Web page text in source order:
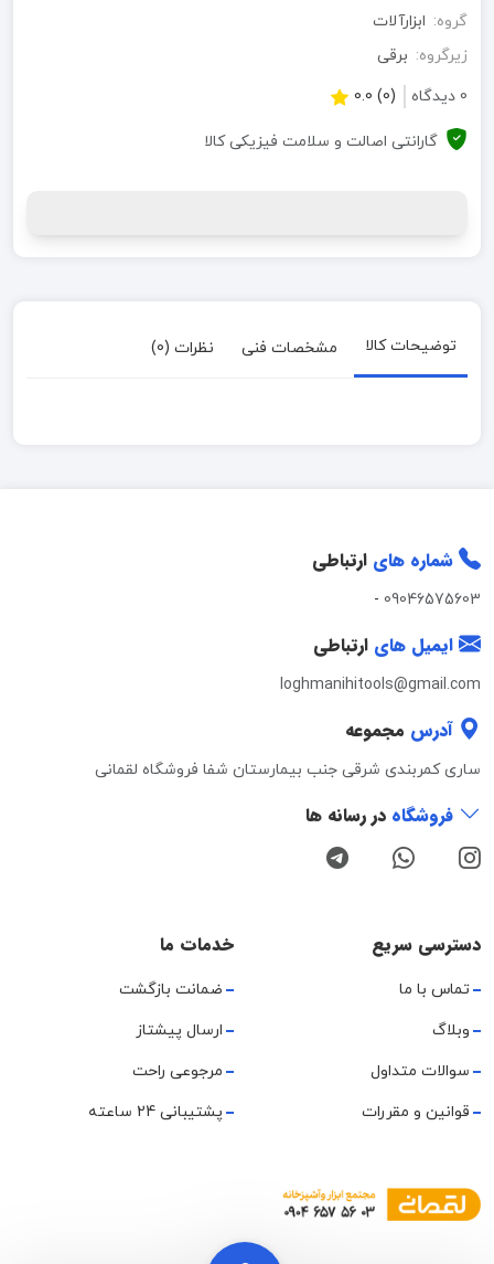
گروه: ابزارآلات
زیرگروه: برقی
0 دیدگاه
(0) 0.0
گارانتی اصالت و سلامت فیزیکی کالا
توضیحات کالا مشخصات فنی نظرات (0)
شماره های ارتباطی
09046575603
-
ایمیل های ارتباطی
loghmanihitools@gmail.com
آدرس مجموعه
ساری کمربندی شرقی جنب بیمارستان شفا فروشگاه لقمانی
فروشگاه در رسانه ها
دسترسی سریع
تماس با ما
وبلاگ
سوالات متداول
قوانین و مقررات
خدمات ما
ضمانت بازگشت
ارسال پیشتاز
مرجوعی راحت
پشتیبانی 24 ساعته